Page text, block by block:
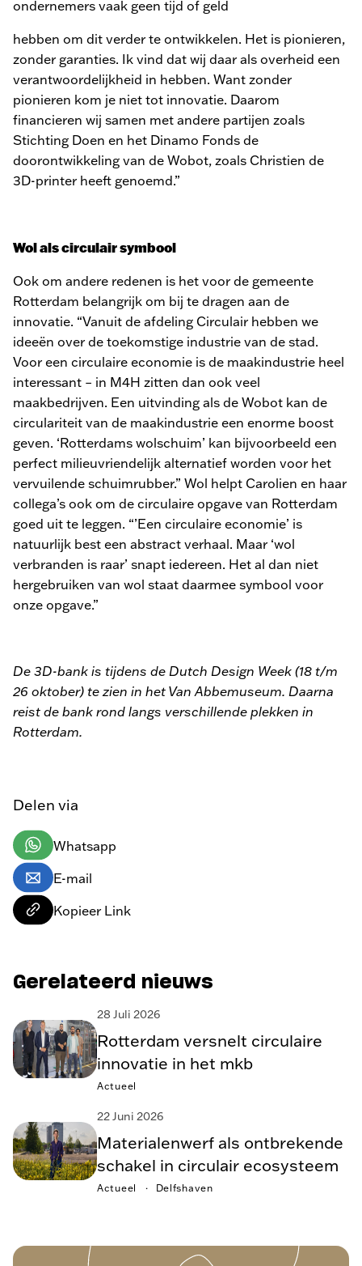
ondernemers vaak geen tijd of geld
hebben om dit verder te ontwikkelen. Het is pionieren,
zonder garanties. Ik vind dat wij daar als overheid een
verantwoordelijkheid in hebben. Want zonder
pionieren kom je niet tot innovatie. Daarom
financieren wij samen met andere partijen zoals
Stichting Doen en het Dinamo Fonds de
doorontwikkeling van de Wobot, zoals Christien de
3D-printer heeft genoemd.”
Wol als circulair symbool
Ook om andere redenen is het voor de gemeente
Rotterdam belangrijk om bij te dragen aan de
innovatie. “Vanuit de afdeling Circulair hebben we
ideeën over de toekomstige industrie van de stad.
Voor een circulaire economie is de maakindustrie heel
interessant – in M4H zitten dan ook veel
maakbedrijven. Een uitvinding als de Wobot kan de
circulariteit van de maakindustrie een enorme boost
geven. ‘Rotterdams wolschuim’ kan bijvoorbeeld een
perfect milieuvriendelijk alternatief worden voor het
vervuilende schuimrubber.” Wol helpt Carolien en haar
collega’s ook om de circulaire opgave van Rotterdam
goed uit te leggen. “’Een circulaire economie’ is
natuurlijk best een abstract verhaal. Maar ‘wol
verbranden is raar’ snapt iedereen. Het al dan niet
hergebruiken van wol staat daarmee symbool voor
onze opgave.”
De 3D-bank is tijdens de Dutch Design Week (18 t/m
26 oktober) te zien in het Van Abbemuseum. Daarna
reist de bank rond langs verschillende plekken in
Rotterdam.
Delen via
Whatsapp
E-mail
Kopieer Link
Gerelateerd nieuws
28 Juli 2026
Rotterdam versnelt circulaire
innovatie in het mkb
Actueel
22 Juni 2026
Materialenwerf als ontbrekende
schakel in circulair ecosysteem
Actueel Delfshaven